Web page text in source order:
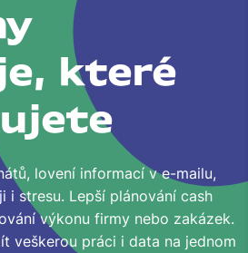
které
lovení informací v e-mailu,
i stresu. Lepší plánování cash
výkonu firmy nebo zakázek.
veškerou práci i data na jednom